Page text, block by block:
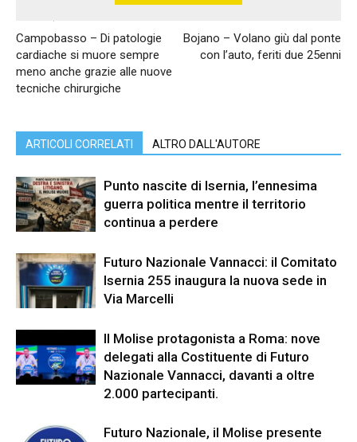
Campobasso – Di patologie
cardiache si muore sempre
meno anche grazie alle nuove
tecniche chirurgiche
Bojano – Volano giù dal ponte
con l’auto, feriti due 25enni
ARTICOLI CORRELATI ALTRO DALL'AUTORE
Punto nascite di Isernia, l’ennesima
guerra politica mentre il territorio
continua a perdere
Futuro Nazionale Vannacci: il Comitato
Isernia 255 inaugura la nuova sede in
Via Marcelli
Il Molise protagonista a Roma: nove
delegati alla Costituente di Futuro
Nazionale Vannacci, davanti a oltre
2.000 partecipanti.
Futuro Nazionale, il Molise presente